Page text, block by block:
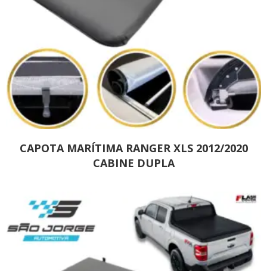
CAPOTA MARÍTIMA RANGER XLS 2012/2020
CABINE DUPLA